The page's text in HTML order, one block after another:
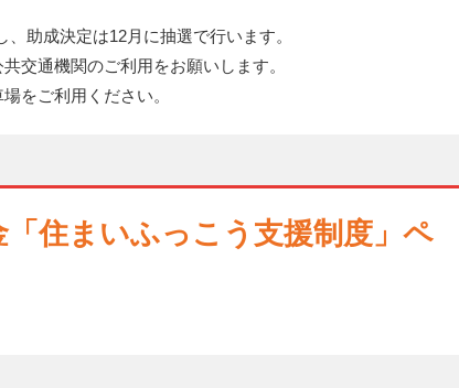
助成決定は12月に抽選で行います。
交通機関のご利用をお願いします。
をご利用ください。
「住まいふっこう支援制度」ペ